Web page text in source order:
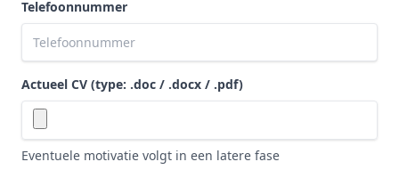
Telefoonnummer
Actueel CV (type: .doc / .docx / .pdf)
Eventuele motivatie volgt in een latere fase